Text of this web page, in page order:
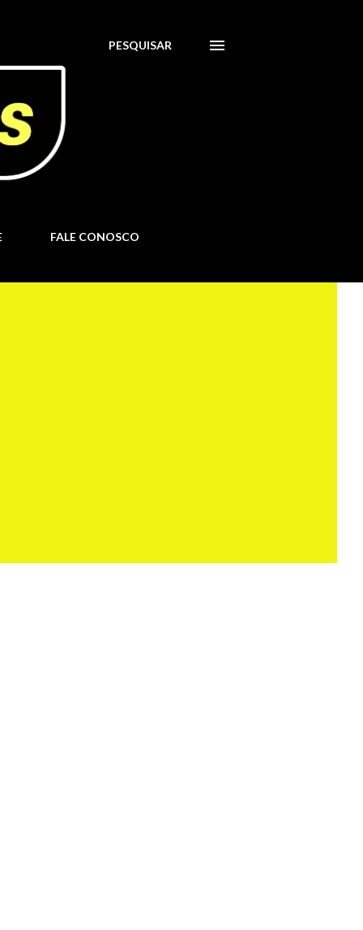
PESQUISAR
FALE CONOSCO